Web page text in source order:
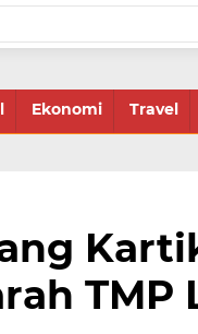
Ekonomi Travel
TMP